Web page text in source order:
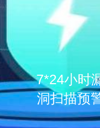
安全、高可靠的
方位保障您的